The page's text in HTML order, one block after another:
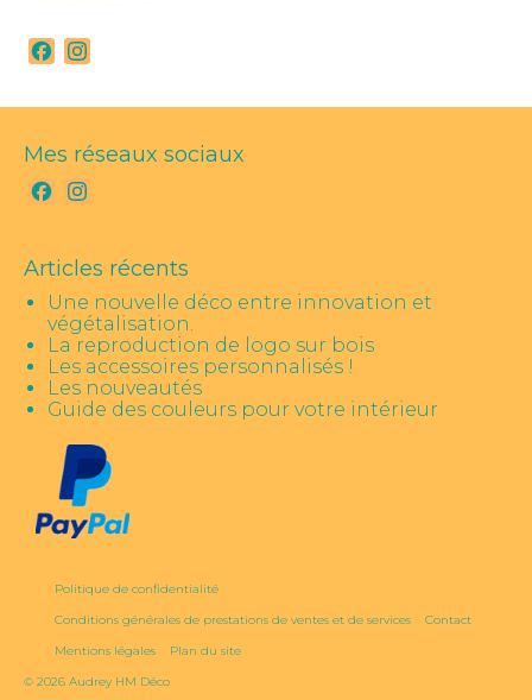
Facebook
Mes réseaux sociaux
Facebook
Articles récents
Une nouvelle déco entre innovation et
végétalisation.
La reproduction de logo sur bois
Les accessoires personnalisés !
Les nouveautés
Guide des couleurs pour votre intérieur
Politique de confidentialité
Conditions générales de prestations de ventes et de services
Contact
Mentions légales
Plan du site
© 2026 Audrey HM Déco